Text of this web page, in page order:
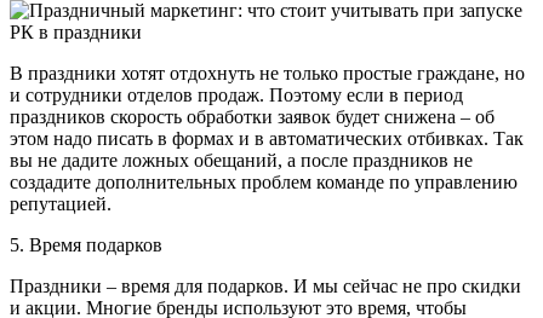
В праздники хотят отдохнуть не только простые граждане, но
и сотрудники отделов продаж. Поэтому если в период
праздников скорость обработки заявок будет снижена – об
этом надо писать в формах и в автоматических отбивках. Так
вы не дадите ложных обещаний, а после праздников не
создадите дополнительных проблем команде по управлению
репутацией.
5. Время подарков
Праздники – время для подарков. И мы сейчас не про скидки
и акции. Многие бренды используют это время, чтобы